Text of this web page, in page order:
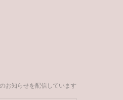
お知らせを配信しています